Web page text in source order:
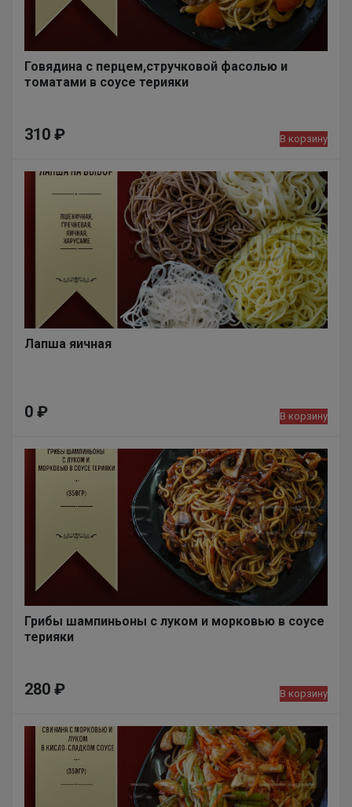
Говядина с перцем,стручковой фасолью и
томатами в соусе терияки
310 ₽ В корзину
Лапша яичная
0 ₽ В корзину
Грибы шампиньоны с луком и морковью в соусе
терияки
280 ₽ В корзину